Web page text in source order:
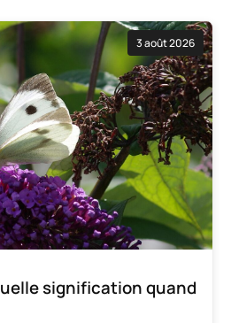
3 août 2026
signification quand